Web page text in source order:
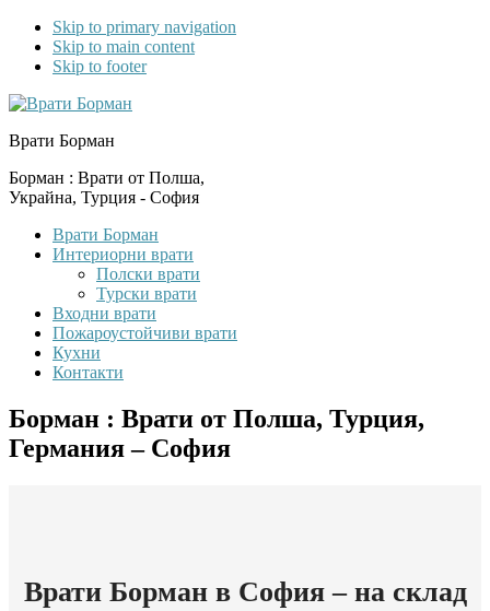
Skip to primary navigation
Skip to main content
Skip to footer
Врати Борман
Борман : Врати от Полша,
Украйна, Турция - София
Врати Борман
Интериорни врати
Полски врати
Турски врати
Входни врати
Пожароустойчиви врати
Кухни
Контакти
Борман : Врати от Полша, Турция,
Германия – София
Врати Борман в София – на склад